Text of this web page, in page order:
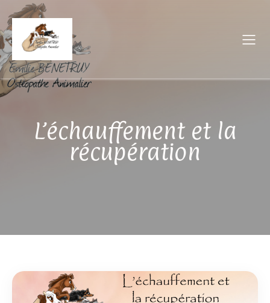
L’échauffement et la
récupération